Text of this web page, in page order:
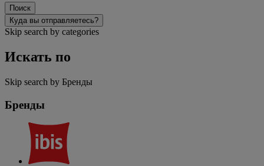
Поиск
Куда вы отправляетесь?
Skip search by categories
Искать по
Skip search by Бренды
Бренды